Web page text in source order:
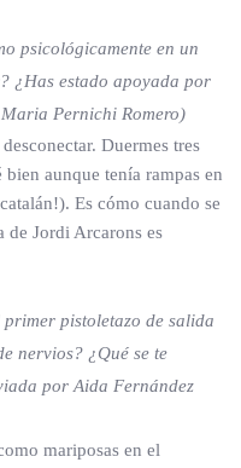
psicológicamente en un
¿Has estado apoyada por
Pernichi Romero)
Duermes tres
aunque tenía rampas en
Es cómo cuando se
de Jordi Arcarons es
pistoletazo de salida
nervios? ¿Qué se te
por Aida Fernández
mariposas en el